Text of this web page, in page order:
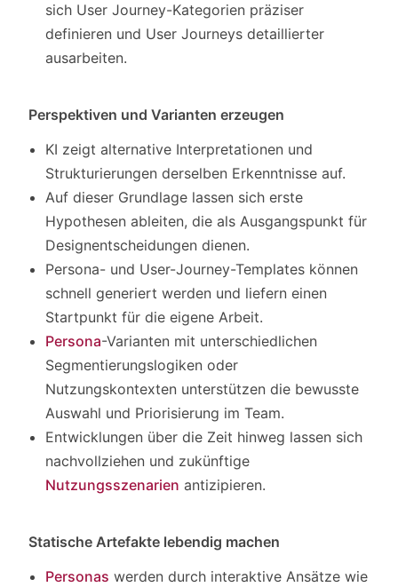
sich User Journey-Kategorien präziser
definieren und User Journeys detaillierter
ausarbeiten.
Perspektiven und Varianten erzeugen
KI zeigt alternative Interpretationen und
Strukturierungen derselben Erkenntnisse auf.
Auf dieser Grundlage lassen sich erste
Hypothesen ableiten, die als Ausgangspunkt für
Designentscheidungen dienen.
Persona- und User-Journey-Templates können
schnell generiert werden und liefern einen
Startpunkt für die eigene Arbeit.
Persona-Varianten mit unterschiedlichen
Segmentierungslogiken oder
Nutzungskontexten unterstützen die bewusste
Auswahl und Priorisierung im Team.
Entwicklungen über die Zeit hinweg lassen sich
nachvollziehen und zukünftige
Nutzungsszenarien antizipieren.
Statische Artefakte lebendig machen
Personas werden durch interaktive Ansätze wie